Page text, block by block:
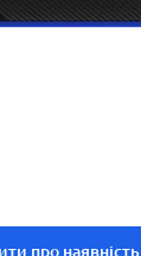
про наявність